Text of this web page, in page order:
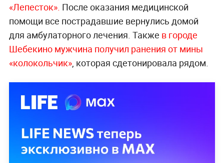
«Лепесток». После оказания медицинской
помощи все пострадавшие вернулись домой
для амбулаторного лечения. Также в городе
Шебекино мужчина получил ранения от мины
«колокольчик», которая сдетонировала рядом.